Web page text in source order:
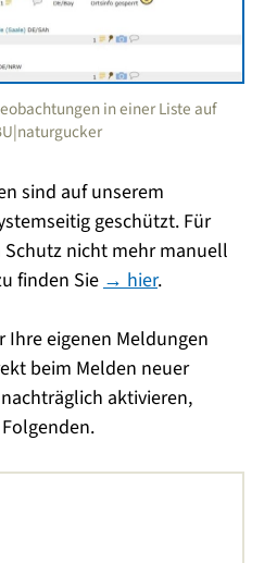
in einer Liste auf
sind auf unserem
geschützt. Für
Schutz nicht mehr manuell
finden Sie→ hier.
Ihre eigenen Meldungen
beim Melden neuer
aktivieren,